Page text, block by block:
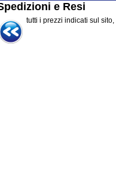
e Resi
tutti i prezzi indicati sul